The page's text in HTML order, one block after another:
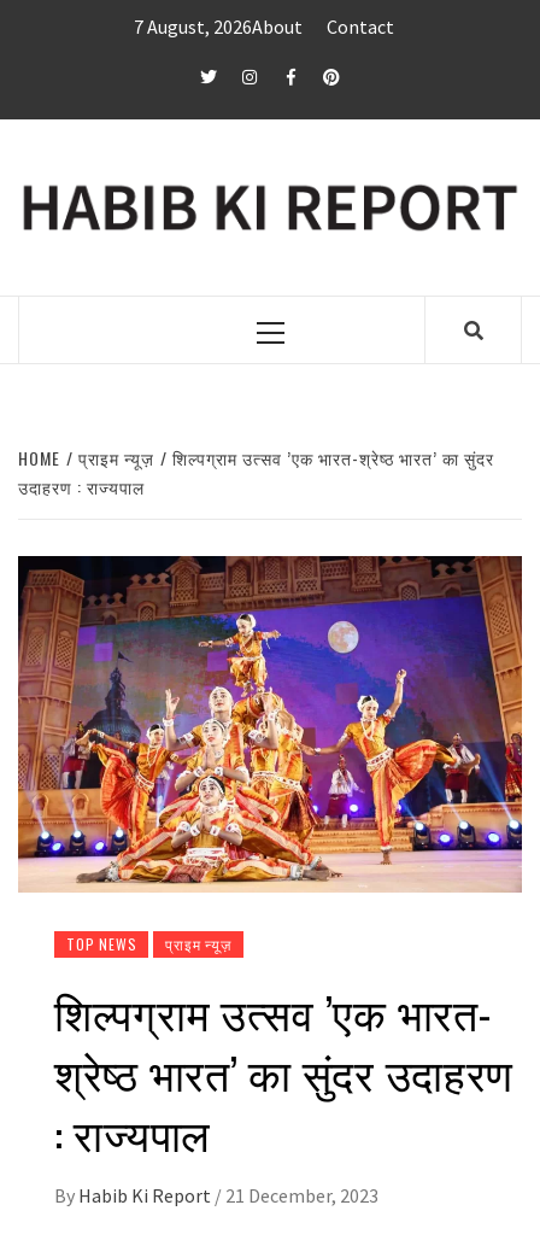
7 August, 2026About Contact
twitterInstagramFacebookPinterest
Primary
HOME प्राइम न्यूज़
शिल्पग्राम उत्सव ’एक भारत-श्रेष्ठ भारत’ का सुंदर
उदाहरण : राज्यपाल
TOP NEWS प्राइम न्यूज़
शिल्पग्राम उत्सव ’एक भारत-
श्रेष्ठ भारत’ का सुंदर उदाहरण
: राज्यपाल
By Habib Ki Report / 21 December, 2023